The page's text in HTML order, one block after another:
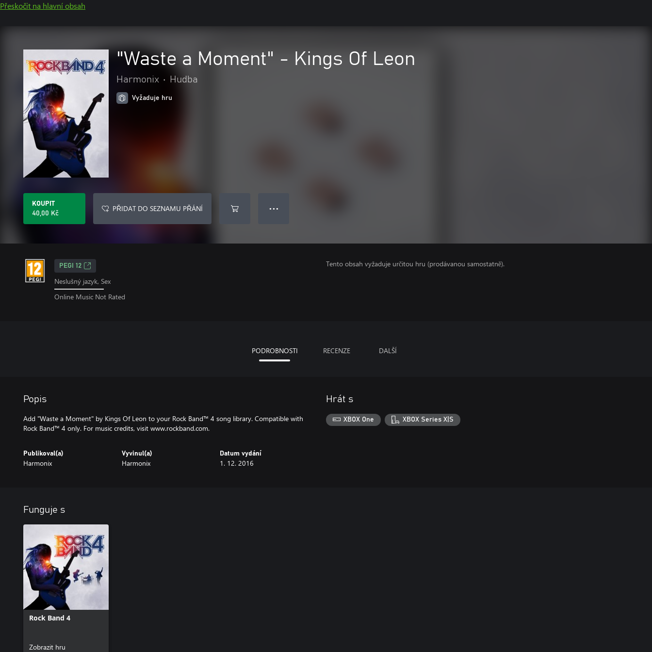
Přeskočit na hlavní obsah
"Waste a Moment" - Kings Of Leon
Harmonix • Hudba
Vyžaduje hru
KOUPIT
40,00 Kč
PŘIDAT DO SEZNAMU PŘÁNÍ ● ● ●
PEGI 12
Neslušný jazyk, Sex
Online Music Not Rated
Tento obsah vyžaduje určitou hru (prodávanou samostatně).
PODROBNOSTI RECENZE DALŠÍ
Popis
Add "Waste a Moment" by Kings Of Leon to your Rock Band™ 4 song library. Compatible with
Rock Band™ 4 only. For music credits, visit www.rockband.com.
Publikoval(a)
Harmonix
Vyvinul(a)
Harmonix
Datum vydání
1. 12. 2016
Hrát s
XBOX One XBOX Series X|S
Funguje s
Rock Band 4
Zobrazit hru